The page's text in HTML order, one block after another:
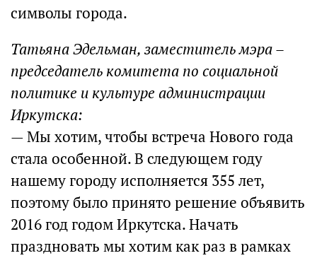
символы города.
Татьяна Эдельман, заместитель мэра –
председатель комитета по социальной
политике и культуре администрации
Иркутска:
— Мы хотим, чтобы встреча Нового года
стала особенной. В следующем году
нашему городу исполняется 355 лет,
поэтому было принято решение объявить
2016 год годом Иркутска. Начать
праздновать мы хотим как раз в рамках